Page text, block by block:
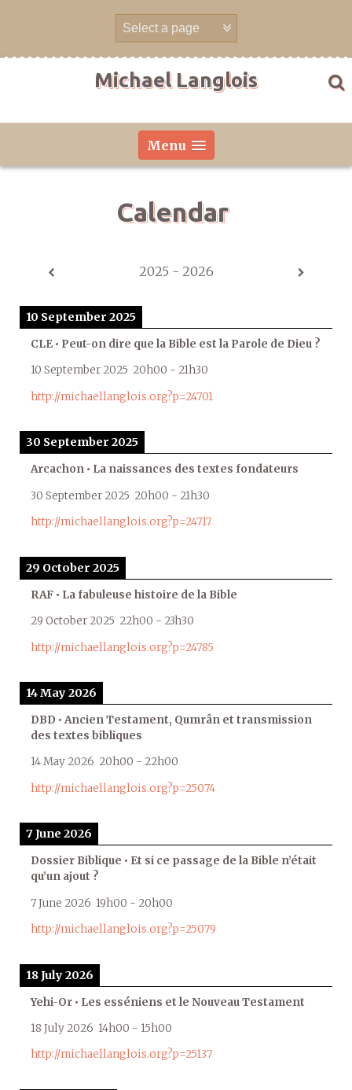
Michael Langlois
Menu
Calendar
2025 - 2026
10 September 2025
CLE • Peut-on dire que la Bible est la Parole de Dieu ?
10 September 2025 20h00 - 21h30
http://michaellanglois.org?p=24701
30 September 2025
Arcachon • La naissances des textes fondateurs
30 September 2025 20h00 - 21h30
http://michaellanglois.org?p=24717
29 October 2025
RAF • La fabuleuse histoire de la Bible
29 October 2025 22h00 - 23h30
http://michaellanglois.org?p=24785
14 May 2026
DBD • Ancien Testament, Qumrân et transmission
des textes bibliques
14 May 2026 20h00 - 22h00
http://michaellanglois.org?p=25074
7 June 2026
Dossier Biblique • Et si ce passage de la Bible n’était
qu’un ajout ?
7 June 2026 19h00 - 20h00
http://michaellanglois.org?p=25079
18 July 2026
Yehi-Or • Les esséniens et le Nouveau Testament
18 July 2026 14h00 - 15h00
http://michaellanglois.org?p=25137